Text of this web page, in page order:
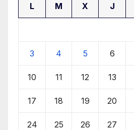
L M X J
3 4 5 6
10 11 12 13
17 18 19 20
24 25 26 27